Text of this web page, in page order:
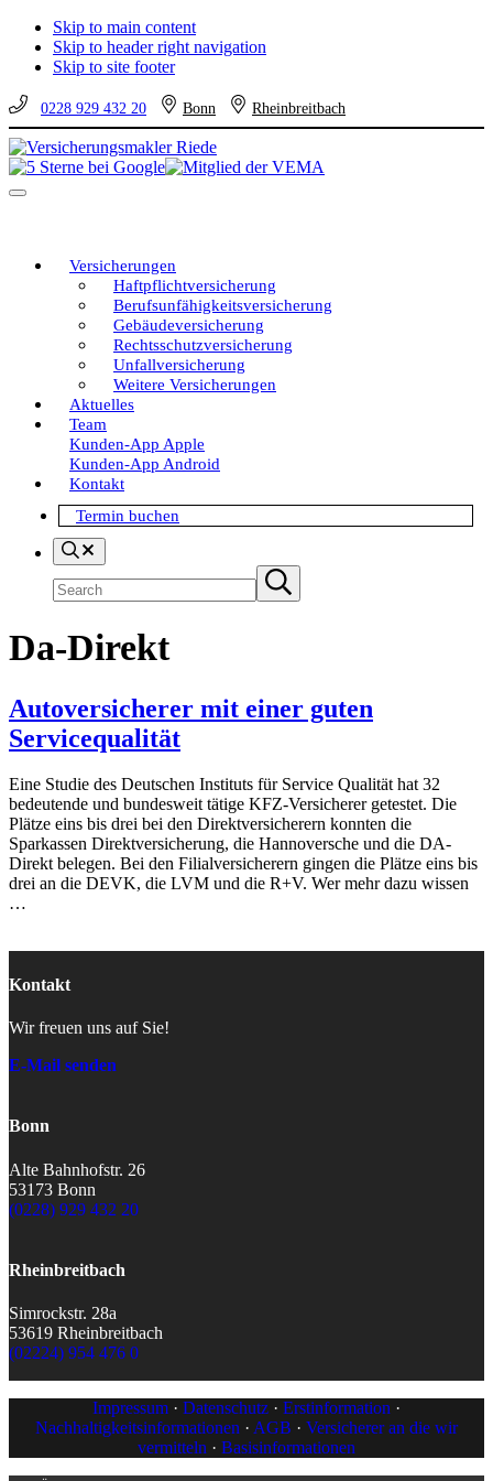
Skip to main content
Skip to header right navigation
Skip to site footer
0228 929 432 20 Bonn Rheinbreitbach
Versicherungsmakler
Riede
Versicherungen
vom
eine
Entscheidung!
Menu
Versicherungen
Haftpflichtversicherung
Berufsunfähigkeitsversicherung
Gebäudeversicherung
Rechtsschutzversicherung
Unfallversicherung
Weitere Versicherungen
Aktuelles
Team
Kunden-App Apple
Kunden-App Android
Kontakt
Termin buchen
Search
Submit
search
Da-Direkt
Autoversicherer mit einer guten
Servicequalität
Eine Studie des Deutschen Instituts für Service Qualität hat 32
bedeutende und bundesweit tätige KFZ-Versicherer getestet. Die
Plätze eins bis drei bei den Direktversicherern konnten die
Sparkassen Direktversicherung, die Hannoversche und die DA-
Direkt belegen. Bei den Filialversicherern gingen die Plätze eins bis
drei an die DEVK, die LVM und die R+V. Wer mehr dazu wissen
…
Kontakt
Wir freuen uns auf Sie!
E-Mail senden
Bonn
Alte Bahnhofstr. 26
53173 Bonn
(0228) 929 432 20
Rheinbreitbach
Simrockstr. 28a
53619 Rheinbreitbach
(02224) 954 476 0
Impressum · Datenschutz · Erstinformation ·
Nachhaltigkeitsinformationen · AGB · Versicherer an die wir
vermitteln · Basisinformationen